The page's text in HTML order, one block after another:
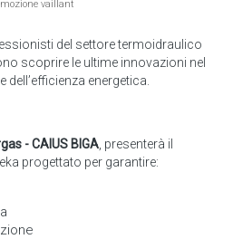
vaillant
del settore termoidraulico
scoprire le ultime innovazioni nel
energetica.
- CAIUS BIGA , presenterà il
progettato per garantire: